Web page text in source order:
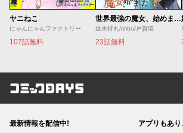
ヤニねこ
にゃんにゃんファクトリー
107話無料
世界最強の魔女、始めました ～私だけ『攻略サイト』を見れる世界で自由に生きます～
坂木持丸/riritto/戸賀環
23話無料
コミックDAYS
最新情報を配信中! アプリもあり